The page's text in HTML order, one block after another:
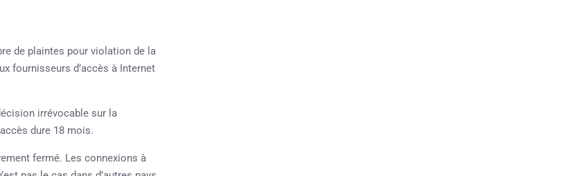
de plaintes pour violation de la
fournisseurs d’accès à Internet
irrévocable sur la
dure 18 mois.
fermé. Les connexions à